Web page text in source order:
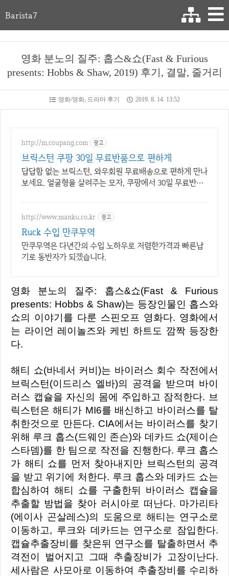
Barista7
영화 분노의 질주: 홉스&쇼(Fast & Furious
presents: Hobbs & Shaw, 2019) 후기, 결말, 줄거리
영화/영화, 드라마 후기 2019. 8. 14. 13:52
http://m.coupang.com 광고
브릭스턴 쿠팡 30일 무료반품으로 편하게
답답함 없는 브릭스턴, 와우회원 무료배송으로 편하게 만나
보세요. 얼굴형을 살려주는 모자, 쿠팡에서 30일 무료반품
http://www.manku.co.kr 광고
Ruck 수입 만쿠무역
만쿠무역은 다년간의 수입 노하우로 저렴한가격과 빠른납
기로 동반자가 되겠습니다.
영화 분노의 질주: 홉스&쇼(Fast & Furious
presents: Hobbs & Shaw)는 등장인물인 홉스와
쇼의 이야기를 다룬 스핀오프 영화다. 영화에서
는 라이언 레이놀즈와 케빈 하트도 깜짝 등장한
다.
해티 쇼(바네서 커비)는 바이러스 회수 작전에서
브릭스턴(이드리스 엘바)의 공격을 받으며 바이
러스 캡슐을 자신의 몸에 주입하고 잠적한다. 브
릭스턴은 해티가 MI6를 배신하고 바이러스를 탈
취한것으로 만든다. CIA에서는 바이러스를 찾기
위해 루크 홉스(드웨인 존슨)와 데카드 쇼(제이슨
스타뎀)를 한 팀으로 작전을 진행한다. 루크 홉스
가 해티 쇼를 먼저 찾아내지만 브릭스턴의 공격
을 받고 위기에 처한다. 루크 홉스와 데카드 쇼는
합심하여 해티 쇼를 구출한뒤 바이러스 캡슐을
추출할 방법을 찾아 러시아로 떠난다. 마가리타
(에이사 곤살레스)의 도움으로 해티는 연구소로
이동하고, 루크와 데카드는 연구소로 잠입한다.
캡슐추출장비를 찾은뒤 연구소를 탈출하면서 추
격전이 벌어지고 그때 추출장비가 고장이난다.
세사람은 사모아로 이동하여 추출장비를 수리하